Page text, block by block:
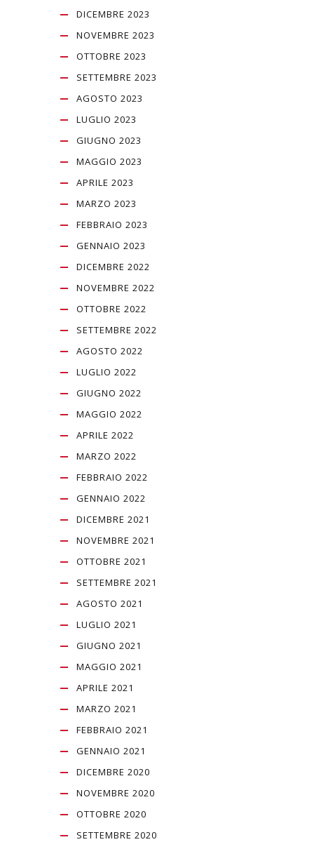
DICEMBRE 2023
NOVEMBRE 2023
OTTOBRE 2023
SETTEMBRE 2023
AGOSTO 2023
LUGLIO 2023
GIUGNO 2023
MAGGIO 2023
APRILE 2023
MARZO 2023
FEBBRAIO 2023
GENNAIO 2023
DICEMBRE 2022
NOVEMBRE 2022
OTTOBRE 2022
SETTEMBRE 2022
AGOSTO 2022
LUGLIO 2022
GIUGNO 2022
MAGGIO 2022
APRILE 2022
MARZO 2022
FEBBRAIO 2022
GENNAIO 2022
DICEMBRE 2021
NOVEMBRE 2021
OTTOBRE 2021
SETTEMBRE 2021
AGOSTO 2021
LUGLIO 2021
GIUGNO 2021
MAGGIO 2021
APRILE 2021
MARZO 2021
FEBBRAIO 2021
GENNAIO 2021
DICEMBRE 2020
NOVEMBRE 2020
OTTOBRE 2020
SETTEMBRE 2020